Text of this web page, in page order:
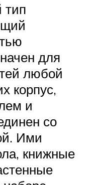
тип
для
любой
корпус,
и
со
Ими
книжные